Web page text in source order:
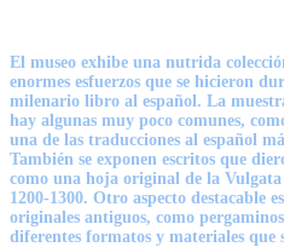
El museo exhibe una nutrida
enormes esfuerzos que se hicieron
milenario libro al español. La
hay algunas muy poco comunes,
una de las traducciones al español
También se exponen escritos que
como una hoja original de la
1200-1300. Otro aspecto destacable
originales antiguos, como
diferentes formatos y materiales